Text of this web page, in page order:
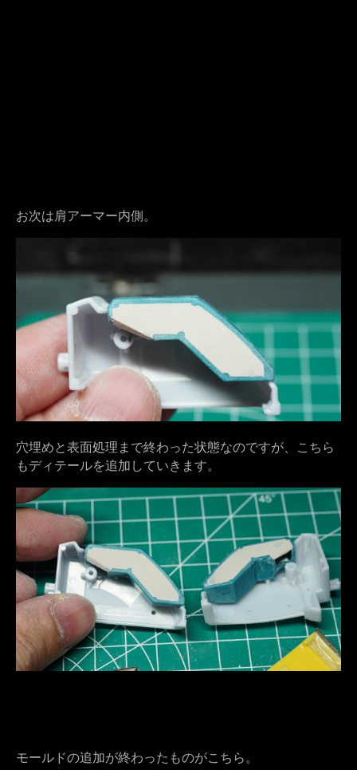
お次は肩アーマー内側。
穴埋めと表面処理まで終わった状態なのですが、こちら
もディテールを追加していきます。
モールドの追加が終わったものがこちら。